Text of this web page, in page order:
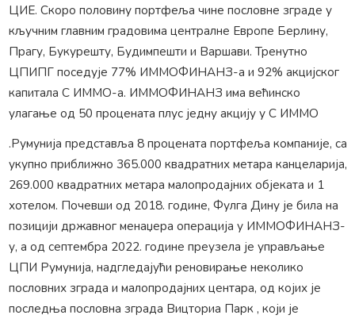
ЦИЕ. Скоро половину портфеља чине пословне зграде у
кључним главним градовима централне Европе Берлину,
Прагу, Букурешту, Будимпешти и Варшави. Тренутно
ЦПИПГ поседује 77% ИММОФИНАНЗ-а и 92% акцијског
капитала С ИММО-а. ИММОФИНАНЗ има већинско
улагање од 50 процената плус једну акцију у С ИММО
.Румунија представља 8 процената портфеља компаније, са
укупно приближно 365.000 квадратних метара канцеларија,
269.000 квадратних метара малопродајних објеката и 1
хотелом. Почевши од 2018. године, Фулга Дину је била на
позицији државног менаџера операција у ИММОФИНАНЗ-
у, а од септембра 2022. године преузела је управљање
ЦПИ Румунија, надгледајући реновирање неколико
пословних зграда и малопродајних центара, од којих је
последња пословна зграда Вицториа Парк , који је